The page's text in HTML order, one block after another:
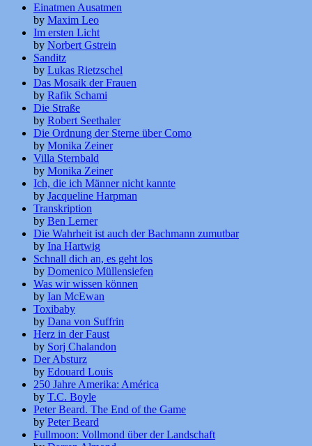
Einatmen Ausatmen
by Maxim Leo
Im ersten Licht
by Norbert Gstrein
Sanditz
by Lukas Rietzschel
Das Mosaik der Frauen
by Rafik Schami
Die Straße
by Robert Seethaler
Die Ordnung der Sterne über Como
by Monika Zeiner
Villa Sternbald
by Monika Zeiner
Ich, die ich Männer nicht kannte
by Jacqueline Harpman
Transkription
by Ben Lerner
Die Wahrheit ist auch der Bachmann zumutbar
by Ina Hartwig
Schnall dich an, es geht los
by Domenico Müllensiefen
Was wir wissen können
by Ian McEwan
Toxibaby
by Dana von Suffrin
Herz in der Faust
by Sorj Chalandon
Der Absturz
by Edouard Louis
250 Jahre Amerika: América
by T.C. Boyle
Peter Beard. The End of the Game
by Peter Beard
Fullmoon: Vollmond über der Landschaft